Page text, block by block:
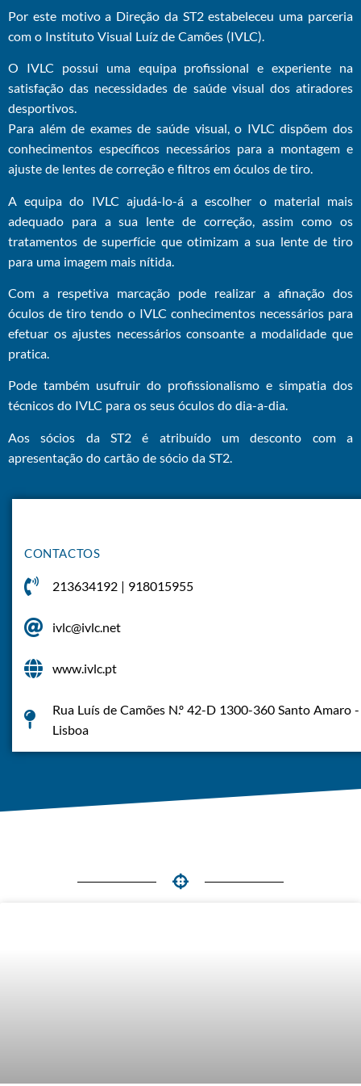
CONTACTOS
213634192 | 918015955
ivlc@ivlc.net
www.ivlc.pt
Rua Luís de Camões N.º 42-D 1300-360 Santo Amaro -
Lisboa
Por este motivo a Direção da ST2 estabeleceu uma parceria
com o Instituto Visual Luíz de Camões (IVLC).
O IVLC possui uma equipa profissional e experiente na
satisfação das necessidades de saúde visual dos atiradores
desportivos.
Para além de exames de saúde visual, o IVLC dispõem dos
conhecimentos específicos necessários para a montagem e
ajuste de lentes de correção e filtros em óculos de tiro.
A equipa do IVLC ajudá-lo-á a escolher o material mais
adequado para a sua lente de correção, assim como os
tratamentos de superfície que otimizam a sua lente de tiro
para uma imagem mais nítida.
Com a respetiva marcação pode realizar a afinação dos
óculos de tiro tendo o IVLC conhecimentos necessáriospara
efetuar os ajustes necessáriosconsoante a modalidade que
pratica.
Pode também usufruir do profissionalismo e simpatia dos
técnicos do IVLC para os seus óculos do dia-a-dia.
Aos sócios da ST2 é atribuído um desconto com a
apresentação do cartão de sócio da ST2.